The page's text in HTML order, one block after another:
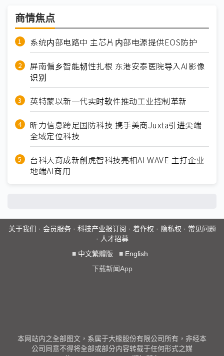
商情焦点
系统内部电路中 主芯片内部电源提供EOS防护
屏南偏乡智能韧性扎根 东港安泰医院导入AI影像
识别
英特蒙以新一代实时软件推动工业控制革新
昕力信息跨足国防科技 携手美商Juxta引进尖端
全域定位科技
台科大育成新创虎智科技亮相AI WAVE 主打企业
地端AI商用
关于我们 · 会员服务· 科技产业报订阅 · 着作权 · 隐私权 · 常见问题
· 人才招募
■ 中文繁體版 ■ English
下载新闻App
本网站内之全部图文，系属于大椽股份有限公司所有，非经本
公司同意不得将全部或部分内容转载于任何形式之媒